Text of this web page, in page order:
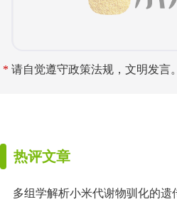
* 请自觉遵守政策法规，文明发言。
热评文章